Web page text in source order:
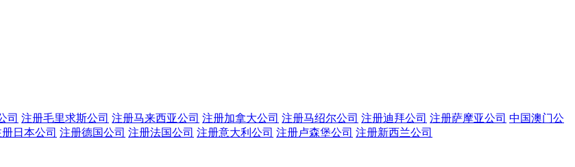
司 注册毛里求斯公司 注册马来西亚公司 注册加拿大公司 注册马绍尔公司 注册迪拜公司 注册萨摩亚公司 中国澳门公
日本公司 注册德国公司 注册法国公司 注册意大利公司 注册卢森堡公司 注册新西兰公司